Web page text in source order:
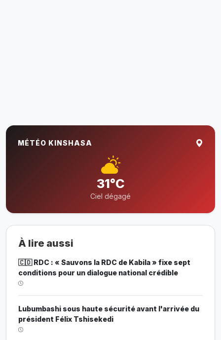
MÉTÉO KINSHASA
31°C
Ciel dégagé
À lire aussi
🇨🇩 RDC : « Sauvons la RDC de Kabila » fixe sept
conditions pour un dialogue national crédible
Lubumbashi sous haute sécurité avant l'arrivée du
président Félix Tshisekedi